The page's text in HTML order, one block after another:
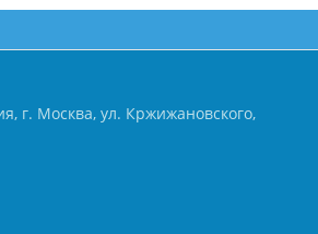
г. Москва, ул. Кржижановского,